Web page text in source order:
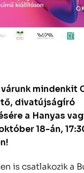
mindenkit
divatújságíró
a Hanyas
18-án,
is csatlakozik a